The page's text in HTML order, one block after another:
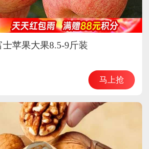
士苹果大果8.5-9斤装
马上抢